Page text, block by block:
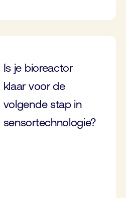
Is je bioreactor
klaar voor de
volgende stap in
sensortechnologie?